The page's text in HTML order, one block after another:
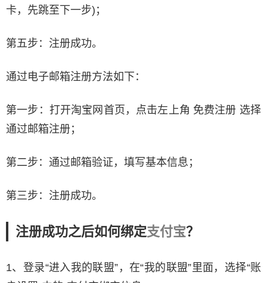
卡，先跳至下一步)；
第五步：注册成功。
通过电子邮箱注册方法如下：
第一步：打开淘宝网首页，点击左上角 免费注册 选择
通过邮箱注册；
第二步：通过邮箱验证，填写基本信息；
第三步：注册成功。
注册成功之后如何绑定支付宝？
1、登录“进入我的联盟”，在“我的联盟”里面，选择“账